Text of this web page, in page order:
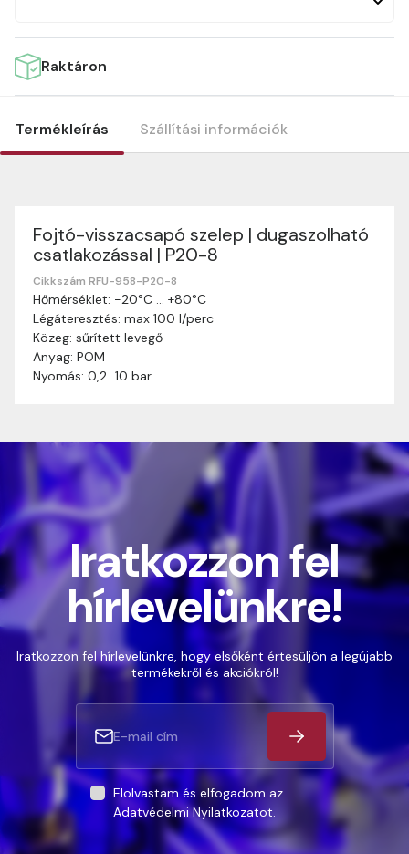
Raktáron
Termékleírás Szállítási információk
Fojtó-visszacsapó szelep | dugaszolható
csatlakozással | P20-8
Cikkszám RFU-958-P20-8
Hőmérséklet: -20°C … +80°C
Légáteresztés: max 100 l/perc
Közeg: sűrített levegő
Anyag: POM
Nyomás: 0,2…10 bar
Szállítási információk
Nagyon köszönjük, hogy webshopunkat választottátok
vásárlásaitokhoz. Az alábbiakban megtaláljátok szállítási
információinkat, hogy a vásárlásotok gördülékenyen és
zökkenőmentesen történhessen.
Szállítási idő:
munkanapon belül kézbesítjük. Amennyiben
és a szállítási cím távolságától. A pontos szállítási
díjat a vásárlás folyamata során megtekinthetitek,
mielőtt a rendelést véglegesítitek.
Iratkozzon fel
hírlevelünkre!
Iratkozzon fel hírlevelünkre, hogy elsőként értesüljön a legújabb
termékekről és akciókról!
Elolvastam és elfogadom az
Adatvédelmi Nyilatkozatot.